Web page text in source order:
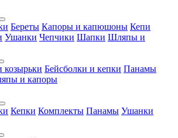
Береты Капоры и капюшоны Кепи
Ушанки Чепчики Шапки Шляпы и
козырьки Бейсболки и кепки Панамы
и капоры
Кепки Комплекты Панамы Ушанки